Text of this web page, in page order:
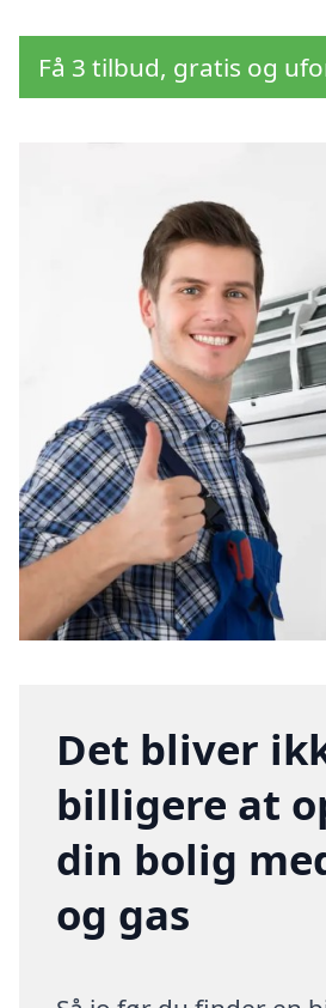
Få 3 tilbud, gratis og
Det bliver
billigere at
din bolig
og gas